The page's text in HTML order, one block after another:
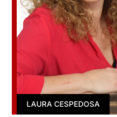
LAURA CESPEDOSA